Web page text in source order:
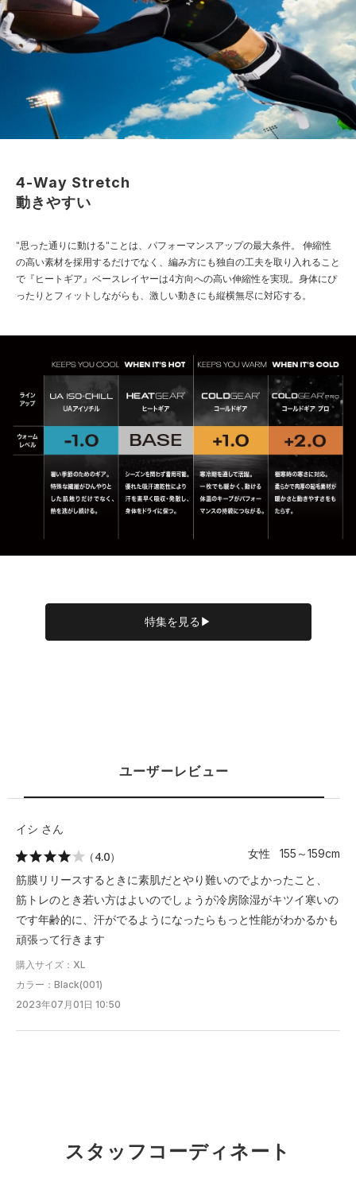
4-Way Stretch
動きやすい
"思った通りに動ける"ことは、パフォーマンスアップの最大条件。
伸縮性
の高い素材を採用するだけでなく、編み方にも独自の工夫を取り入れること
で『ヒートギア』ベースレイヤーは4方向への高い伸縮性を実現。身体にぴ
ったりとフィットしながらも、激しい動きにも縦横無尽に対応する。
特集を見る▶
ユーザーレビュー
イシ さん
（4.0）
女性 155～159cm
筋膜リリースするときに素肌だとやり難いのでよかったこと、
筋トレのとき若い方はよいのでしょうが冷房除湿がキツイ寒いの
です年齢的に、汗がでるようになったらもっと性能がわかるかも
頑張って行きます
購入サイズ：XL
カラー：Black(001)
2023年07月01日 10:50
スタッフコーディネート